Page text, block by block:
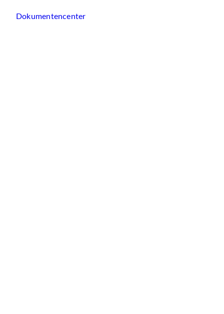
Dokumentencenter